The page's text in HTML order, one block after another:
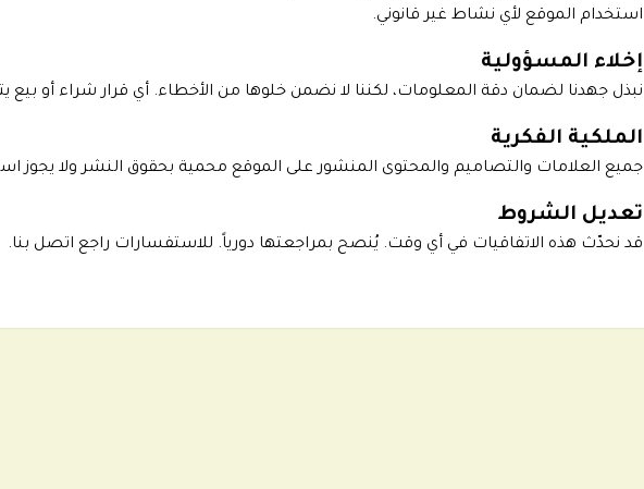
استخدام الموقع لأي نشاط غير قانوني.
إخلاء المسؤولية
نبذل جهدنا لضمان دقة المعلومات، لكننا لا نضمن خلوها من الأخطاء. أي قرار شراء أو
الملكية الفكرية
جميع العلامات والتصاميم والمحتوى المنشور على الموقع محمية بحقوق النشر ولا يجوز
تعديل الشروط
قد نحدّث هذه الاتفاقيات في أي وقت. يُنصح بمراجعتها دورياً. للاستفسارات راجع اتصل بنا.